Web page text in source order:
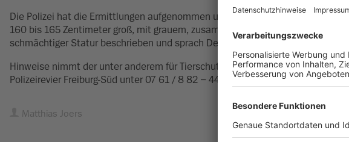
Die Polizei hat die Ermittlungen aufgenommen und sucht nach der
160 bis 165 Zentimeter groß, mit grauem, zusammengebundenem Haar,
schmächtiger Statur beschrieben und sprach Deutsch mit mutmaßlich
Hinweise nimmt der unter anderem für Tierschutzdelikte zuständige
Polizeirevier Freiburg-Süd unter 07 61 / 8 82 – 44 21 entgegen.
Matthias Joers